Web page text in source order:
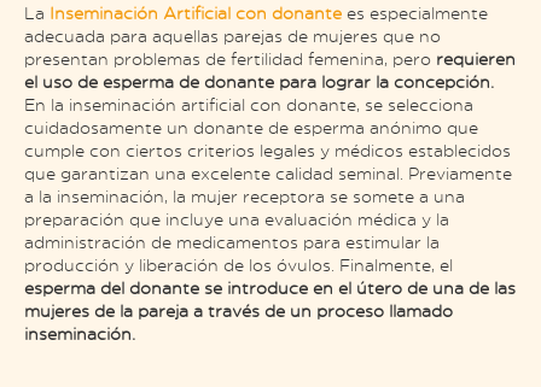
La Inseminación Artificial con donante es especialmente
adecuada para aquellas parejas de mujeres que no
presentan problemas de fertilidad femenina, pero requieren
el uso de esperma de donante para lograr la concepción.
En la inseminación artificial con donante, se selecciona
cuidadosamente un donante de esperma anónimo que
cumple con ciertos criterios legales y médicos establecidos
que garantizan una excelente calidad seminal. Previamente
a la inseminación, la mujer receptora se somete a una
preparación que incluye una evaluación médica y la
administración de medicamentos para estimular la
producción y liberación de los óvulos. Finalmente, el
esperma del donante se introduce en el útero de una de las
mujeres de la pareja a través de un proceso llamado
inseminación.